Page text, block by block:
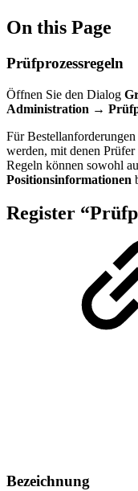
On this Page
Prüfprozessregeln
Öffnen Sie den Dialog
Administration →
Für
werden, mit denen
Regeln können sowohl
Positionsinformationen
Register
Bezeichnung